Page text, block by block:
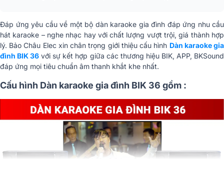
Đáp ứng yêu cầu về một bộ dàn karaoke gia đình đáp ứng nhu cầu
hát karaoke – nghe nhạc hay với chất lượng vượt trội, giá thành hợp
lý. Bảo Châu Elec xin chân trọng giới thiệu cấu hình Dàn karaoke gia
đình BIK 36 với sự kết hợp giữa các thương hiệu BIK, APP, BKSound
đáp ứng mọi tiêu chuẩn âm thanh khắt khe nhất.
Cấu hình Dàn karaoke gia đình BIK 36 gồm :